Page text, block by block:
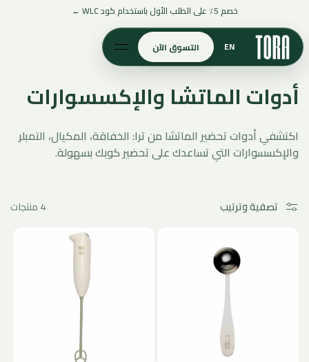
خصم 5٪ على الطلب الأول باستخدام كود WLC ←
EN التسوق الآن
ا
ل
م
م
أدوات الماتشا والإكسسوارات
اكتشفي أدوات تحضير الماتشا من ترا: الخفاقة، المكيال، التمبلر
والإكسسوارات التي تساعدك على تحضير كوبك بسهولة.
تصفية وترتيب 4 منتجات